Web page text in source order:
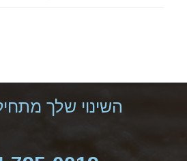
השינוי שלך